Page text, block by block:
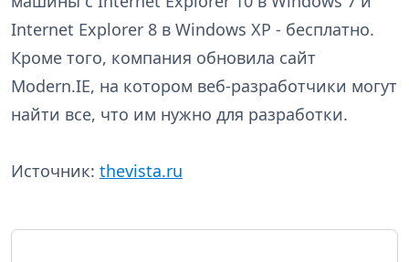
Internet Explorer 8 в Windows XP - бесплатно.
Кроме того, компания обновила сайт
Modern.IE, на котором веб-разработчики могут
найти все, что им нужно для разработки.
Источник: thevista.ru